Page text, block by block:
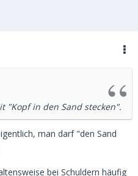
"Kopf in den Sand stecken".
man darf "den Sand
bei Schuldern häufig